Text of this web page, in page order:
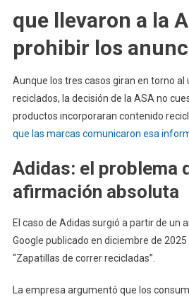
que llevaron a la
prohibir los
Aunque los tres casos giran en torno al
reciclados, la decisión de la ASA no
productos incorporaran contenido
que las marcas comunicaron esa
Adidas: el problema
afirmación absoluta
El caso de Adidas surgió a partir de un
Google publicado en diciembre de
“Zapatillas de correr recicladas”.
La empresa argumentó que los